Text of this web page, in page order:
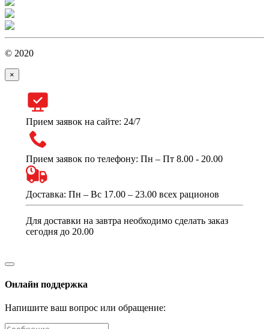
© 2020
×
Прием заявок на сайте: 24/7
Прием заявок по телефону: Пн – Пт 8.00 - 20.00
Доставка: Пн – Вс 17.00 – 23.00 всех рационов
Для доставки на завтра необходимо сделать заказ
сегодня до 20.00
Онлайн поддержка
Напишите ваш вопрос или обращение: